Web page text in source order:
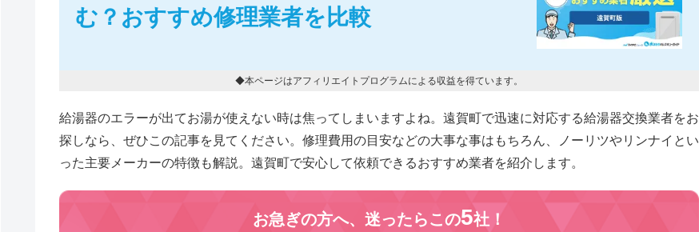
む？おすすめ修理業者を比較
◆本ページはアフィリエイトプログラムによる収益を得ています。
給湯器のエラーが出てお湯が使えない時は焦ってしまいますよね。遠賀町で迅速に対応する給湯器交換業者をお
探しなら、ぜひこの記事を見てください。修理費用の目安などの大事な事はもちろん、ノーリツやリンナイとい
った主要メーカーの特徴も解説。遠賀町で安心して依頼できるおすすめ業者を紹介します。
お急ぎの方へ、迷ったらこの5社！